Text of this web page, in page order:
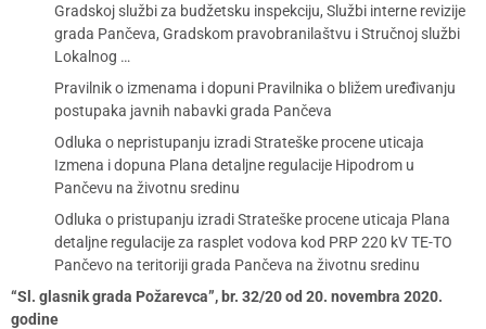
Gradskoj službi za budžetsku inspekciju, Službi interne revizije
grada Pančeva, Gradskom pravobranilaštvu i Stručnoj službi
Lokalnog …
Pravilnik o izmenama i dopuni Pravilnika o bližem uređivanju
postupaka javnih nabavki grada Pančeva
Odluka o nepristupanju izradi Strateške procene uticaja
Izmena i dopuna Plana detaljne regulacije Hipodrom u
Pančevu na životnu sredinu
Odluka o pristupanju izradi Strateške procene uticaja Plana
detaljne regulacije za rasplet vodova kod PRP 220 kV TE-TO
Pančevo na teritoriji grada Pančeva na životnu sredinu
“Sl. glasnik grada Požarevca”, br. 32/20 od 20. novembra 2020.
godine